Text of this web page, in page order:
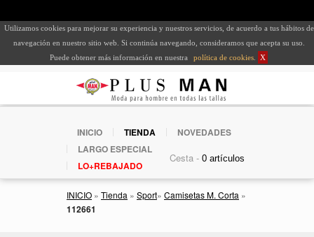
Utilizamos cookies para mejorar su experiencia y nuestros servicios, de acuerdo a tus hábitos de
navegación en nuestro sitio web. Si continúa navegando, consideramos que acepta su uso.
Puede obtener más información en nuestra
política de cookies X
INICIO TIENDA
NOVEDADES
LARGO ESPECIAL
LO+REBAJADO
Cesta -
INICIO » Tienda » Sport» Camisetas M. Corta »
112661